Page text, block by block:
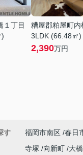
１丁目
)
糟屋郡粕屋町内
3LDK (66.48㎡)
2,390万円
す 福岡市南区 春日
寺塚 向新町 大橋